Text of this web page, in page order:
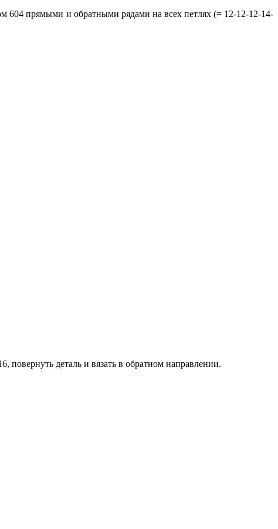
604 прямыми и обратными рядами на всех петлях (= 12-12-12-14-
повернуть деталь и вязать в обратном направлении.